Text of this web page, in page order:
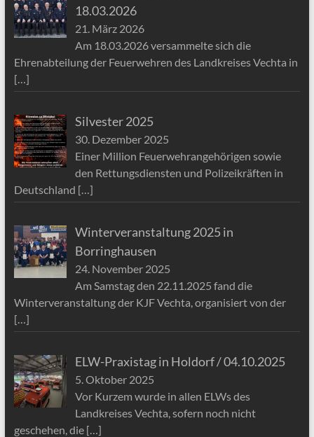
18.03.2026
21. März 2026
Am 18.03.2026 versammelte sich die
Ehrenabteilung der Feuerwehren des Landkreises Vechta in
[…]
Silvester 2025
30. Dezember 2025
Einer Million Feuerwehrangehörigen sowie
den Rettungsdiensten und Polizeikräften in
Deutschland […]
Winterveranstaltung 2025 in
Borringhausen
24. November 2025
Am Samstag den 22.11.2025 fand die
Winterveranstaltung der KJF Vechta, organisiert von der
[…]
ELW-Praxistag in Holdorf / 04.10.2025
5. Oktober 2025
Vor Kurzem wurde in allen ELWs des
Landkreises Vechta, sofern noch nicht
geschehen, die […]